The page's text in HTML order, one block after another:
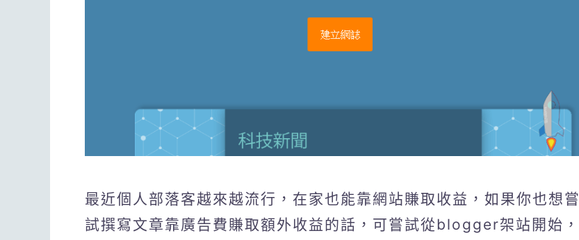
最近個人部落客越來越流行，在家也能靠網站賺取收益，如果你也想嘗
試撰寫文章靠廣告費賺取額外收益的話，可嘗試從blogger架站開始，